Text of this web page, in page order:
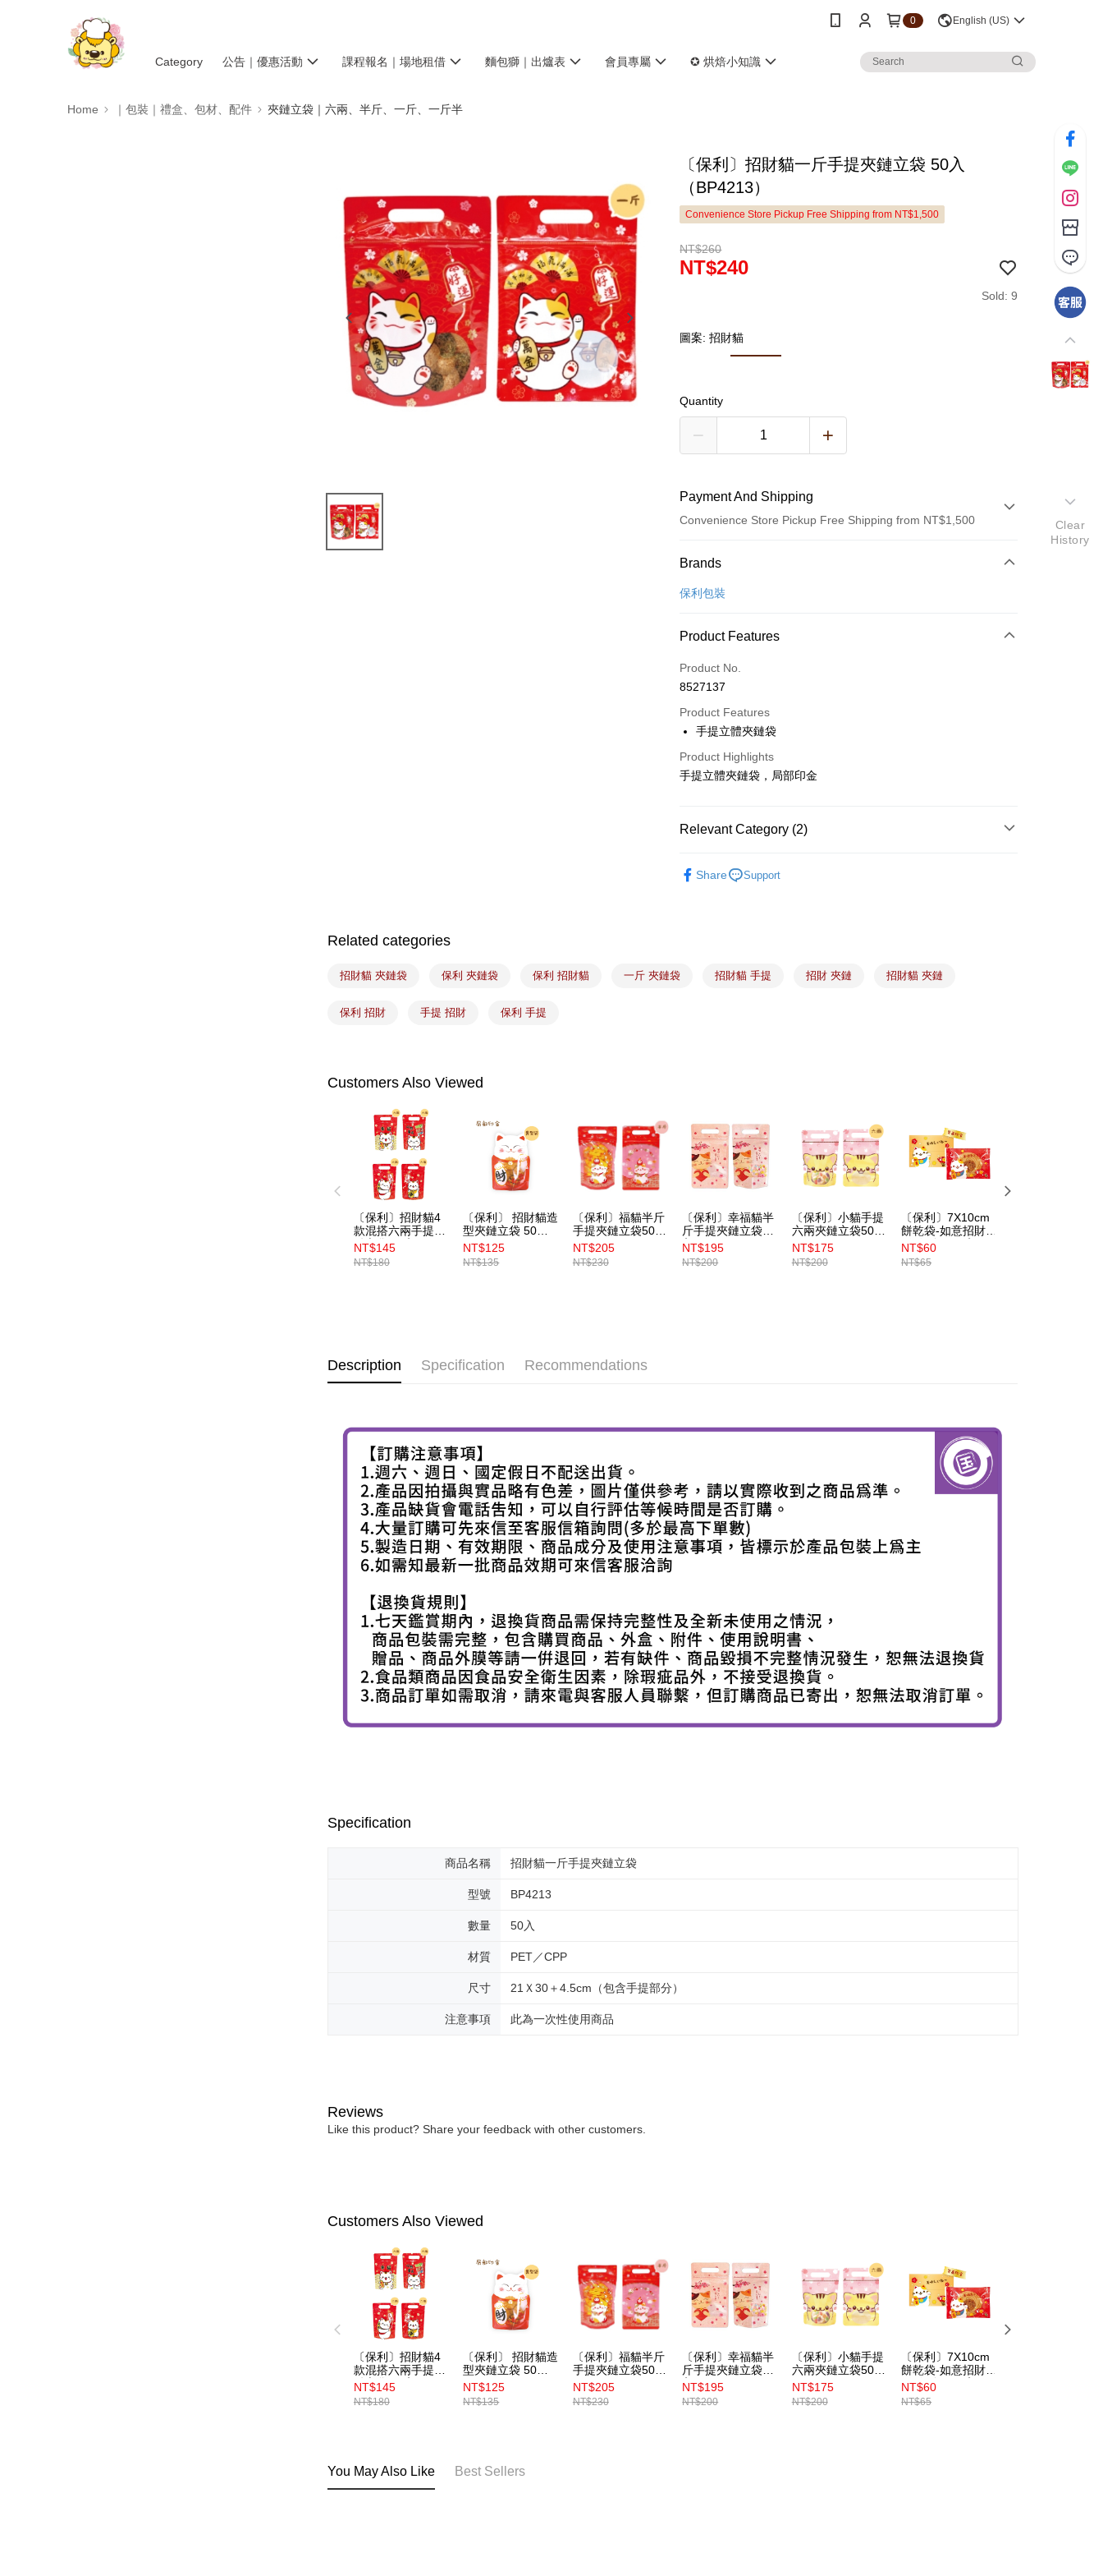
0 English (US)
Category 公告｜優惠活動 課程報名｜場地租借 麵包獅｜出爐表 會員專屬 ✪ 烘焙小知識
Home ｜包裝｜禮盒、包材、配件 夾鏈立袋｜六兩、半斤、一斤、一斤半
〔保利〕招財貓一斤手提夾鏈立袋 50入
（BP4213）
Convenience Store Pickup Free Shipping from NT$1,500
NT$260
NT$240
Sold: 9
圖案: 招財貓
Quantity
Payment And Shipping
Convenience Store Pickup Free Shipping from NT$1,500
Payment Method
Credit Card (Full Payment)
Easy Wallet
Google Pay
Plus Pay
ATM Transfer
Shipping Method
NT$100/order | Free shipping on orders of NT$1,500 or more
Free shipping
Brands
保利包裝
Product Features
Product No.
8527137
Product Features
手提立體夾鏈袋
Product Highlights
手提立體夾鏈袋，局部印金
Relevant Category (2)
斤半Share Support
Related categories
招財貓 夾鏈袋 保利 夾鏈袋 保利 招財貓 一斤 夾鏈袋 招財貓 手提 招財 夾鏈 招財貓 夾鏈
保利 招財 手提 招財 保利 手提
Customers Also Viewed
〔保利〕招財貓4
款混搭六兩手提夾
鏈立袋 50入
（BP4883）
NT$145
NT$180
〔保利〕 招財貓造
型夾鏈立袋 50入
（BP4354）
NT$125
NT$135
〔保利〕福貓半斤
手提夾鏈立袋50入
（BP4852）
NT$205
NT$230
〔保利〕幸福貓半
斤手提夾鏈立袋50
入（BP4868）
NT$195
NT$200
〔保利〕小貓手提
六兩夾鏈立袋50入
（BP4860 ）
NT$175
NT$200
〔保利〕7X10cm
餅乾袋-如意招財貓
2款混色 100入
（BP8940）
NT$60
NT$65
Description Specification Recommendations
Specification
商品名稱 招財貓一斤手提夾鏈立袋
型號 BP4213
數量 50入
材質 PET／CPP
尺寸 21Ｘ30＋4.5cm（包含手提部分）
注意事項 此為一次性使用商品
Reviews
Like this product? Share your feedback with other customers.
Customers Also Viewed
〔保利〕招財貓4
款混搭六兩手提夾
鏈立袋 50入
（BP4883）
NT$145
NT$180
〔保利〕 招財貓造
型夾鏈立袋 50入
（BP4354）
NT$125
NT$135
〔保利〕福貓半斤
手提夾鏈立袋50入
（BP4852）
NT$205
NT$230
〔保利〕幸福貓半
斤手提夾鏈立袋50
入（BP4868）
NT$195
NT$200
〔保利〕小貓手提
六兩夾鏈立袋50入
（BP4860 ）
NT$175
NT$200
〔保利〕7X10cm
餅乾袋-如意招財貓
2款混色 100入
（BP8940）
NT$60
NT$65
You May Also Like Best Sellers
Clear
History